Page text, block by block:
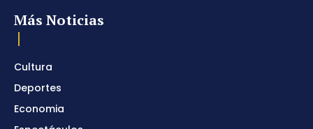
Más Noticias
Cultura
Deportes
Economia